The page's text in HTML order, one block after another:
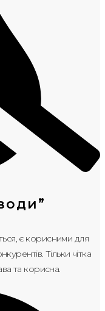
є корисними для
Тільки чітка
та корисна.